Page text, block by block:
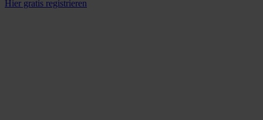
Hier gratis registrieren